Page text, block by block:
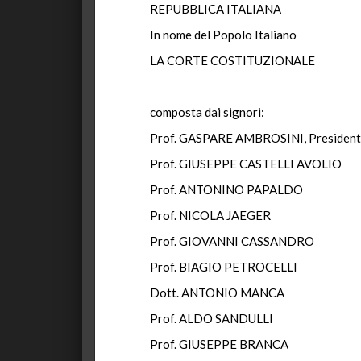
REPUBBLICA ITALIANA
In nome del Popolo Italiano
LA CORTE COSTITUZIONALE
composta dai signori:
Prof. GASPARE AMBROSINI,
Prof. GIUSEPPE CASTELLI AVOLIO
Prof. ANTONINO PAPALDO
Prof. NICOLA JAEGER
Prof. GIOVANNI CASSANDRO
Prof. BIAGIO PETROCELLI
Dott. ANTONIO MANCA
Prof. ALDO SANDULLI
Prof. GIUSEPPE BRANCA